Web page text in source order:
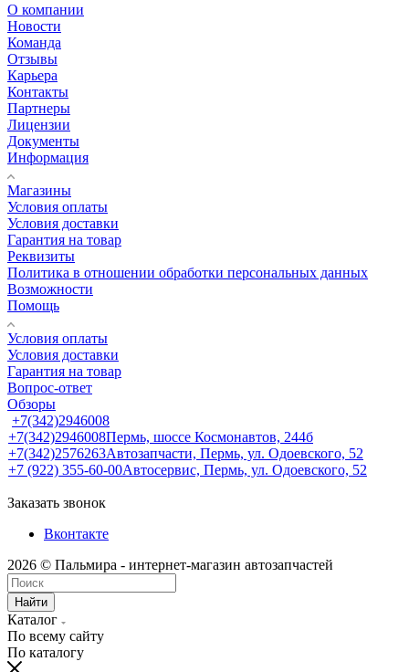
О компании
Новости
Команда
Отзывы
Карьера
Контакты
Партнеры
Лицензии
Документы
Информация
Магазины
Условия оплаты
Условия доставки
Гарантия на товар
Реквизиты
Политика в отношении обработки персональных данных
Возможности
Помощь
Условия оплаты
Условия доставки
Гарантия на товар
Вопрос-ответ
Обзоры
+7(342)2946008
+7(342)2946008Пермь, шоссе Космонавтов, 244б
+7(342)2576263Автозапчасти, Пермь, ул. Одоевского, 52
+7 (922) 355-60-00Автосервис, Пермь, ул. Одоевского, 52
Заказать звонок
Вконтакте
2026 © Пальмира - интернет-магазин автозапчастей
Найти
Каталог
По всему сайту
По каталогу